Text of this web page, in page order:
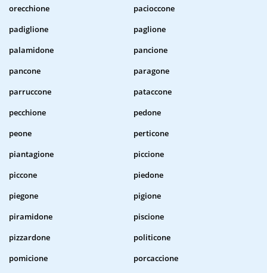
orecchione
pacioccone
padiglione
paglione
palamidone
pancione
pancone
paragone
parruccone
pataccone
pecchione
pedone
peone
perticone
piantagione
piccione
piccone
piedone
piegone
pigione
piramidone
piscione
pizzardone
politicone
pomicione
porcaccione